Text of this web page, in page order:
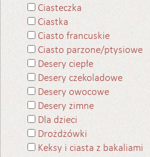
Ciasteczka
Ciastka
Ciasto francuskie
Ciasto parzone/ptysiowe
Desery ciepłe
Desery czekoladowe
Desery owocowe
Desery zimne
Dla dzieci
Drożdżówki
Keksy i ciasta z bakaliami